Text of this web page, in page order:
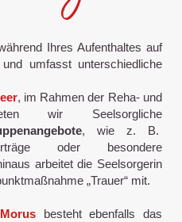
Ihres Aufenthaltes auf
umfasst unterschiedliche
, im Rahmen der Reha- und
wir Seelsorgliche
, wie z. B.
oder besondere
arbeitet die Seelsorgerin
„Trauer“ mit.
besteht ebenfalls das